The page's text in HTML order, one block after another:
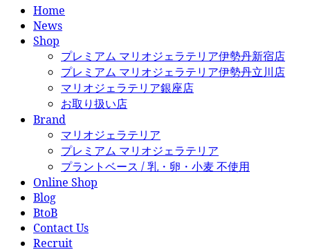
Home
News
Shop
プレミアム マリオジェラテリア伊勢丹新宿店
プレミアム マリオジェラテリア伊勢丹立川店
マリオジェラテリア銀座店
お取り扱い店
Brand
マリオジェラテリア
プレミアム マリオジェラテリア
プラントベース / 乳・卵・小麦 不使用
Online Shop
Blog
BtoB
Contact Us
Recruit